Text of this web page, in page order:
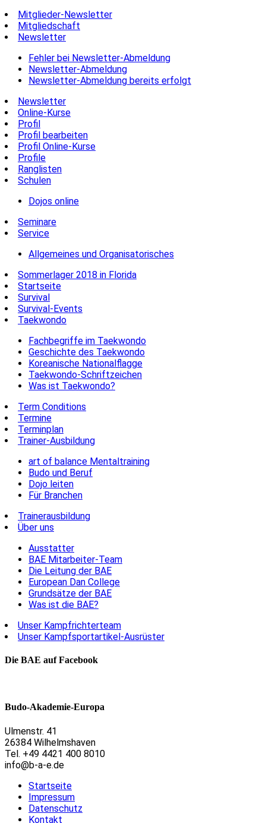
Mitglieder-Newsletter
Mitgliedschaft
Newsletter
Fehler bei Newsletter-Abmeldung
Newsletter-Abmeldung
Newsletter-Abmeldung bereits erfolgt
Newsletter
Online-Kurse
Profil
Profil bearbeiten
Profil Online-Kurse
Profile
Ranglisten
Schulen
Dojos online
Seminare
Service
Allgemeines und Organisatorisches
Sommerlager 2018 in Florida
Startseite
Survival
Survival-Events
Taekwondo
Fachbegriffe im Taekwondo
Geschichte des Taekwondo
Koreanische Nationalflagge
Taekwondo-Schriftzeichen
Was ist Taekwondo?
Term Conditions
Termine
Terminplan
Trainer-Ausbildung
art of balance Mentaltraining
Budo und Beruf
Dojo leiten
Für Branchen
Trainerausbildung
Über uns
Ausstatter
BAE Mitarbeiter-Team
Die Leitung der BAE
European Dan College
Grundsätze der BAE
Was ist die BAE?
Unser Kampfrichterteam
Unser Kampfsportartikel-Ausrüster
Die BAE auf Facebook
Budo-Akademie-Europa
Ulmenstr. 41
26384 Wilhelmshaven
Tel. +49 4421 400 8010
info@b-a-e.de
Startseite
Impressum
Datenschutz
Kontakt